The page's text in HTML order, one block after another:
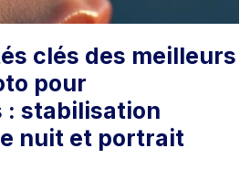
clés des meilleurs
pour
: stabilisation
nuit et portrait